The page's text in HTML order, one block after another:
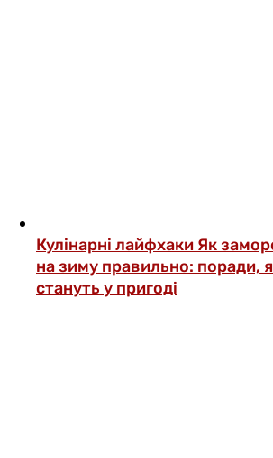
Кулінарні лайфхаки Як
на зиму правильно: поради,
стануть у пригоді